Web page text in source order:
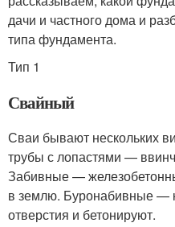
дачи и частного дома и
типа фундамента.
Тип 1
Свайный
Сваи бывают нескольких
трубы с лопастями —
Забивные —
в землю. Буронабивные —
отверстия и бетонируют.